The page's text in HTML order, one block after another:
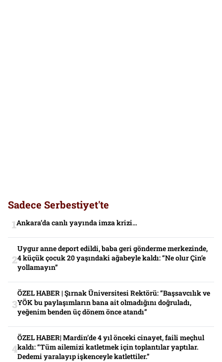
Sadece Serbestiyet'te
Ankara’da canlı yayında imza krizi…
Uygur anne deport edildi, baba geri gönderme merkezinde,
4 küçük çocuk 20 yaşındaki ağabeyle kaldı: “Ne olur Çin’e
yollamayın”
ÖZEL HABER | Şırnak Üniversitesi Rektörü: “Başsavcılık ve
YÖK bu paylaşımların bana ait olmadığını doğruladı,
yeğenim benden üç dönem önce atandı”
ÖZEL HABER| Mardin’de 4 yıl önceki cinayet, faili meçhul
kaldı: “Tüm ailemizi katletmek için toplantılar yaptılar.
Dedemi yaralayıp işkenceyle katlettiler.”